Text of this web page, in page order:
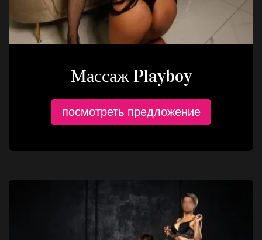
Массаж Playboy
посмотреть предложение